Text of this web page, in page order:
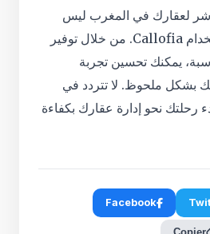
لعقارك في المغرب ليس
بالأمر الصعب مع استخدام Callofia. من خلال توفير
يمكنك تحسين تجربة
بشكل ملحوظ. لا تتردد في
رحلتك نحو إدارة عقارك بكفاءة
Facebook
Copier